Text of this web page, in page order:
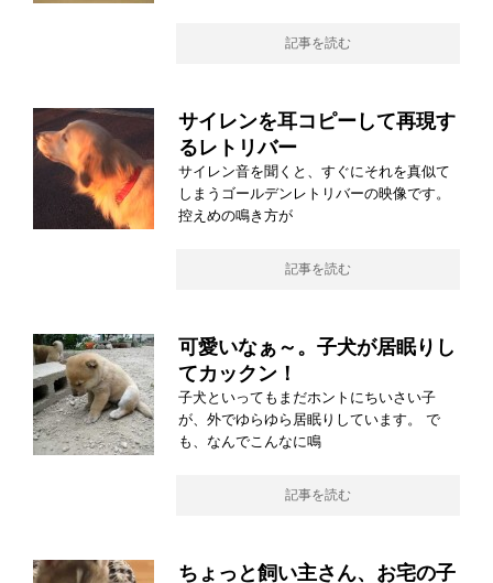
記事を読む
サイレンを耳コピーして再現す
るレトリバー
サイレン音を聞くと、すぐにそれを真似て
しまうゴールデンレトリバーの映像です。
控えめの鳴き方が
記事を読む
可愛いなぁ～。子犬が居眠りし
てカックン！
子犬といってもまだホントにちいさい子
が、外でゆらゆら居眠りしています。 で
も、なんでこんなに鳴
記事を読む
ちょっと飼い主さん、お宅の子